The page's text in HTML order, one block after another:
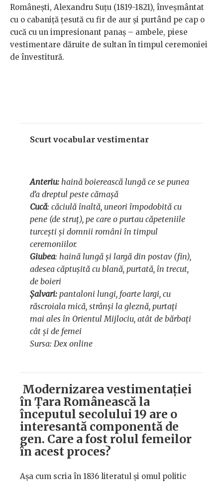
Românești, Alexandru Suțu (1819-1821), înveșmântat
cu o cabaniță țesută cu fir de aur și purtând pe cap o
cucă cu un impresionant panaș – ambele, piese
vestimentare dăruite de sultan în timpul ceremoniei
de învestitură.
Scurt vocabular vestimentar
Anteriu: haină boierească lungă ce se punea
d’a dreptul peste cămașă
Cucă: căciulă înaltă, uneori împodobită cu
pene (de struț), pe care o purtau căpeteniile
turcești și domnii români în timpul
ceremoniilor.
Giubea: haină lungă și largă din postav (fin),
adesea căptușită cu blană, purtată, în trecut,
de boieri
Șalvari: pantaloni lungi, foarte largi, cu
răscroiala mică, strânși la gleznă, purtați
mai ales în Orientul Mijlociu, atât de bărbați
cât și de femei
Sursa: Dex online
Modernizarea vestimentației
în Țara Românească la
începutul secolului 19 are o
interesantă componentă de
gen. Care a fost rolul femeilor
în acest proces?
Așa cum scria în 1836 literatul și omul politic